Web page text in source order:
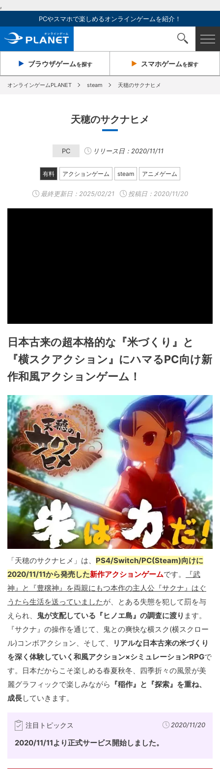
,
PCやスマホで楽しめるオンラインゲームを紹介！
ブラウザゲームを探す スマホゲームを探す
オンラインゲームPLANET steam 天穂のサクナヒメ
天穂のサクナヒメ
PC リリース日：2020/11/11
有料 アクションゲーム steam アニメゲーム
最終更新日： 2025/02/21 投稿日：2020/11/20
日本古来の超本格的な『米づくり』と
『横スクアクション』にハマるPC向け新
作和風アクションゲーム！
「天穂のサクナヒメ」は、 PS4/Switch/PC(Steam)向けに
2020/11/11から発売した新作アクションゲームです。
『武
神』と『豊穣神』を両親にもつ本作の主人公『サクナ』はぐ
うたら生活を送っていましたが、とある失態を犯して罰を与
えられ、
鬼が支配している『ヒノエ島』の調査に渡り ます。
『サクナ』の操作を通じて、鬼との爽快な横スク(横スクロー
ル)コンボアクション、そして、
リアルな日本古来の米づくり
を深く体験していく和風アクション×シミュレーションRPGで
す。日本だからこそ楽しめる春夏秋冬、四季折々の風景が美
麗グラフィックで楽しみながら 『稲作』と『探索』を重ね、
成長していきます。
注目トピックス 2020/11/20
2020/11/11より正式サービス開始しました。